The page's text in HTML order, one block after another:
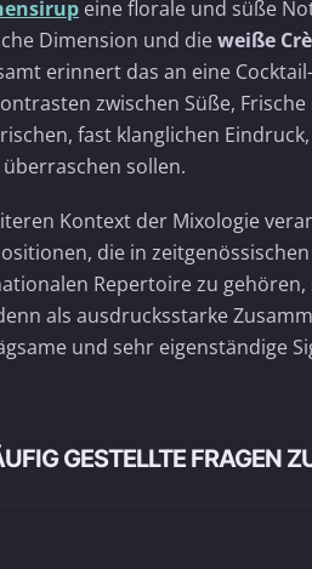
eine florale und süße
Dimension und dieweiße
erinnert das an eine
zwischen Süße,
fast klanglichen
überraschen sollen.
Kontext der Mixologie
die in
Repertoire zu
als ausdrucksstarke
und sehr eigenständige
GESTELLTE FRAGEN